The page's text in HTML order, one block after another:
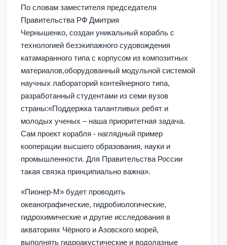
По словам заместителя председателя
Правительства РФ Дмитрия
Чернышенко, создан уникальный корабль с
технологией безэкипажного судовождения
катамаранного типа с корпусом из композитных
материалов,оборудованный модульной системой
научных лабораторий контейнерного типа,
разработанный студентами из семи вузов
страны:«Поддержка талантливых ребят и
молодых ученых – наша приоритетная задача.
Сам проект корабля - наглядный пример
кооперации высшего образования, науки и
промышленности. Для Правительства России
такая связка принципиально важна».
«Пионер-М» будет проводить
океанографические, гидробиологические,
гидрохимические и другие исследования в
акваториях Чёрного и Азовского морей,
выполнять гидроакустические и водолазные